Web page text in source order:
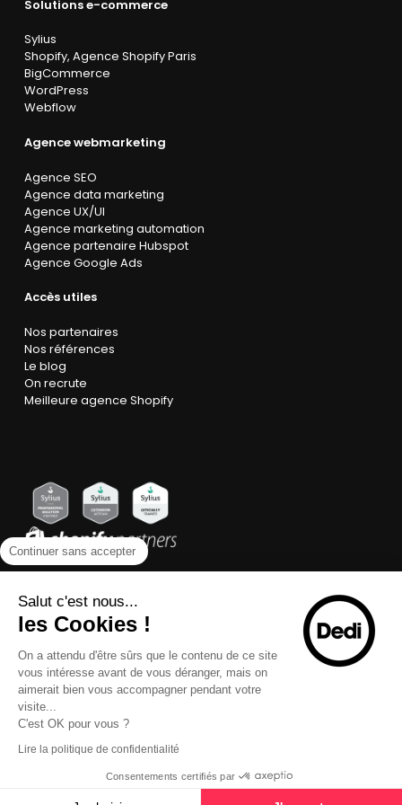
Solutions e-commerce
Sylius
Shopify, Agence Shopify Paris
BigCommerce
WordPress
Webflow
Agence webmarketing
Agence SEO
Agence data marketing
Agence UX/UI
Agence marketing automation
Agence partenaire Hubspot
Agence Google Ads
Accès utiles
Nos partenaires
Nos références
Le blog
On recrute
Meilleure agence Shopify
Continuer sans accepter
Salut c'est nous...
les Cookies !
On a attendu d'être sûrs que le contenu de ce site
vous intéresse avant de vous déranger, mais on
aimerait bien vous accompagner pendant votre
visite...
C'est OK pour vous ?
Lire la politique de confidentialité
Consentements certifiés par